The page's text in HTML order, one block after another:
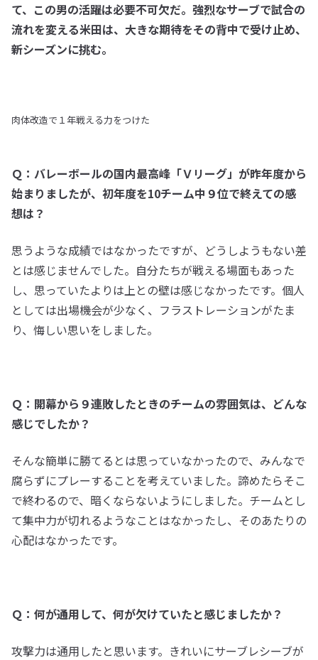
て、この男の活躍は必要不可欠だ。強烈なサーブで試合の
流れを変える米田は、大きな期待をその背中で受け止め、
新シーズンに挑む。
肉体改造で１年戦える力をつけた
Ｑ：バレーボールの国内最高峰「Ｖリーグ」が昨年度から
始まりましたが、初年度を10チーム中９位で終えての感
想は？
思うような成績ではなかったですが、どうしようもない差
とは感じませんでした。自分たちが戦える場面もあった
し、思っていたよりは上との壁は感じなかったです。個人
としては出場機会が少なく、フラストレーションがたま
り、悔しい思いをしました。
Ｑ：開幕から９連敗したときのチームの雰囲気は、どんな
感じでしたか？
そんな簡単に勝てるとは思っていなかったので、みんなで
腐らずにプレーすることを考えていました。諦めたらそこ
で終わるので、暗くならないようにしました。チームとし
て集中力が切れるようなことはなかったし、そのあたりの
心配はなかったです。
Ｑ：何が通用して、何が欠けていたと感じましたか？
攻撃力は通用したと思います。きれいにサーブレシーブが